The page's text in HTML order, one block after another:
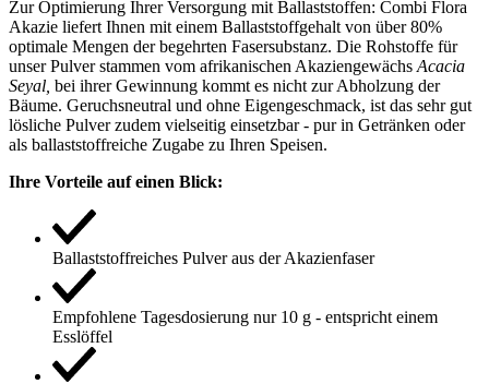
Zur Optimierung Ihrer Versorgung mit Ballaststoffen: Combi Flora
Akazie liefert Ihnen mit einem Ballaststoffgehalt von über 80%
optimale Mengen der begehrten Fasersubstanz. Die Rohstoffe für
unser Pulver stammen vom afrikanischen Akaziengewächs Acacia
Seyal bei ihrer Gewinnung kommt es nicht zur Abholzung der
Bäume. Geruchsneutral und ohne Eigengeschmack, ist das sehr gut
lösliche Pulver zudem vielseitig einsetzbar - pur in Getränken oder
als ballaststoffreiche Zugabe zu Ihren Speisen.
Ihre Vorteile auf einen Blick:
Ballaststoffreiches Pulver aus der Akazienfaser
Empfohlene Tagesdosierung nur 10 g - entspricht einem
Esslöffel